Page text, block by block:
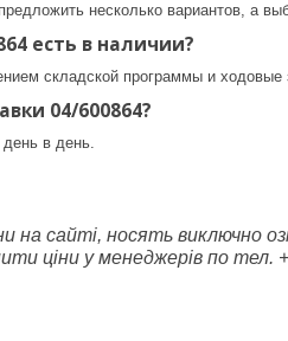
несколько вариантов, а
есть в наличии?
складской программы и ходовые
04/600864?
день в день.
на сайті, носять виключно
ціни у менеджерів по тел.